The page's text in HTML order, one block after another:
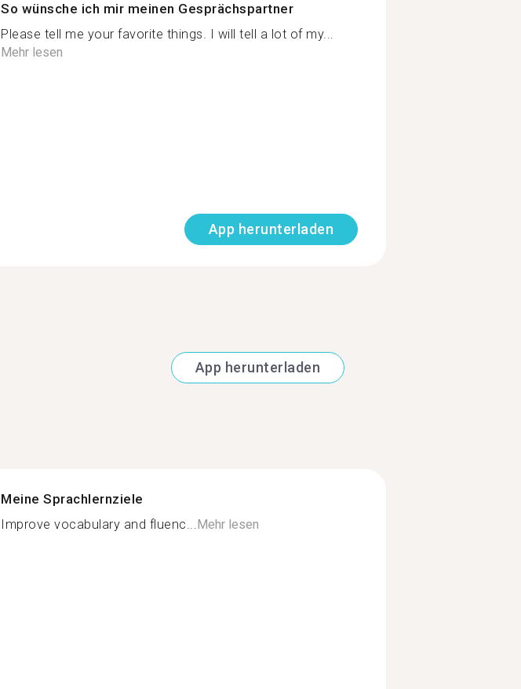
So wünsche ich mir meinen Gesprächspartner
Please tell me your favorite things. I will tell a lot of my...
Mehr lesen
App herunterladen
App herunterladen
Meine Sprachlernziele
Improve vocabulary and fluenc... Mehr lesen